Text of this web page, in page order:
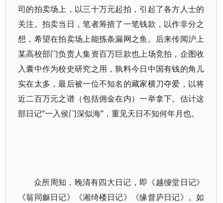
司的拍卖场上，以三十万元起拍，引起了各方人士的
关注。拍卖当日，笔者筹措了一笔钱款，以作非分之
想，希望在拍卖场上能拣条漏网之鱼。后来传闻沪上
某高校部门负责人集资百万巨款也上场竞拍，企图收
入囊中作为校史研究之用，孰料今日中国有钱的角儿
实在太多，最后被一位不知名的藏家横刀夺爱，以将
近二百万元之谱（包括佣金在内）一举拿下。估计这
部日记“一入侯门深似海”，重见天日不知何年月也。
众所周知，晚清有四大日记，即《越缦堂日记》
《翁同龢日记》《湘绮楼日记》《缘督庐日记》。如